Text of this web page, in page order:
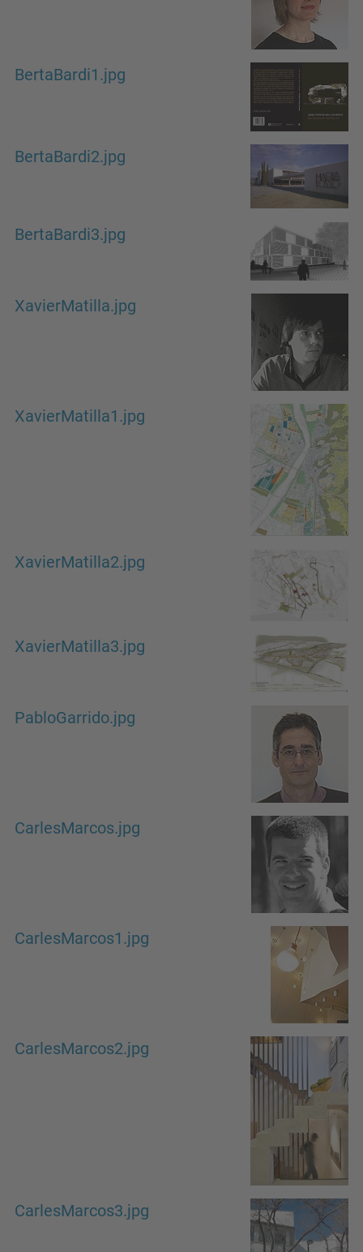
BertaBardi1.jpg
BertaBardi2.jpg
BertaBardi3.jpg
XavierMatilla.jpg
XavierMatilla1.jpg
XavierMatilla2.jpg
XavierMatilla3.jpg
PabloGarrido.jpg
CarlesMarcos.jpg
CarlesMarcos1.jpg
CarlesMarcos2.jpg
CarlesMarcos3.jpg